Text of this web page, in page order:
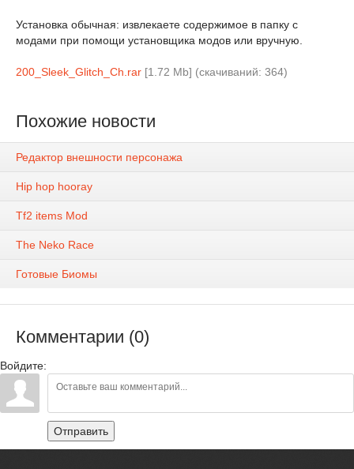
Установка обычная: извлекаете содержимое в папку с
модами при помощи установщика модов или вручную.
200_Sleek_Glitch_Ch.rar [1.72 Mb] (cкачиваний: 364)
Похожие новости
Редактор внешности персонажа
Hip hop hooray
Tf2 items Mod
The Neko Race
Готовые Биомы
Комментарии (0)
Войдите:
Отправить